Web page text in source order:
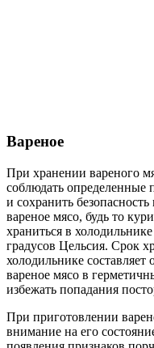
Вареное
При хранении вареного
соблюдать определенные
и сохранить
вареное мясо, будь то
храниться в
градусов Цельсия. Срок
холодильнике
вареное мясо в
избежать попадания
При приготовлении
внимание на его